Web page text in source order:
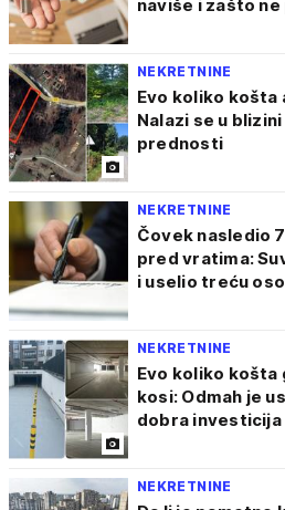
naviše i zašto
NEKRETNINE
Evo koliko košta
Nalazi se u
prednosti
NEKRETNINE
Čovek nasledio
pred vratima:
i uselio treću
NEKRETNINE
Evo koliko košta
kosi: Odmah je
dobra investicija
NEKRETNINE